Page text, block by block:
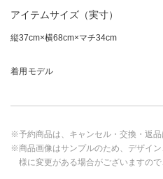
アイテムサイズ（実寸）
縦37cm×横68cm×マチ34cm
着用モデル
※予約商品は、キャンセル・交換・返品
※商品画像はサンプルのため、デザイ
様に変更がある場合がございますので